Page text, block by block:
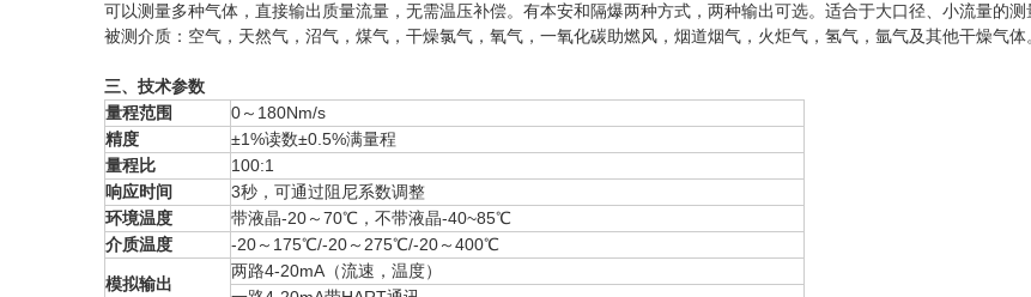
可以测量多种气体，直接输出质量流量，无需温压补偿。有本安和隔爆两种方式，两种输出可选。适合于大口径、小流量的测
被测介质：空气，天然气，沼气，煤气，干燥氯气，氧气，一氧化碳助燃风，烟道烟气，火炬气，氢气，氩气及其他干燥气体
三、技术参数
量程范围
0～ 180Nm/s
精度
±1%读数±0.5%满量程
量程比
100:1
响应时间
3秒，可通过阻尼系数调整
环境温度
带液晶-20～70℃，不带液晶-40~85℃
介质温度
-20～175℃/-20～275℃/-20～400℃
模拟输出
两路4-20mA（流速，温度）